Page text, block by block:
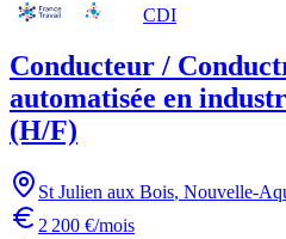
CDI
Conducteur /
automatisée en
(H/F)
St Julien aux Bois, Nouvelle-
2 200 €/mois